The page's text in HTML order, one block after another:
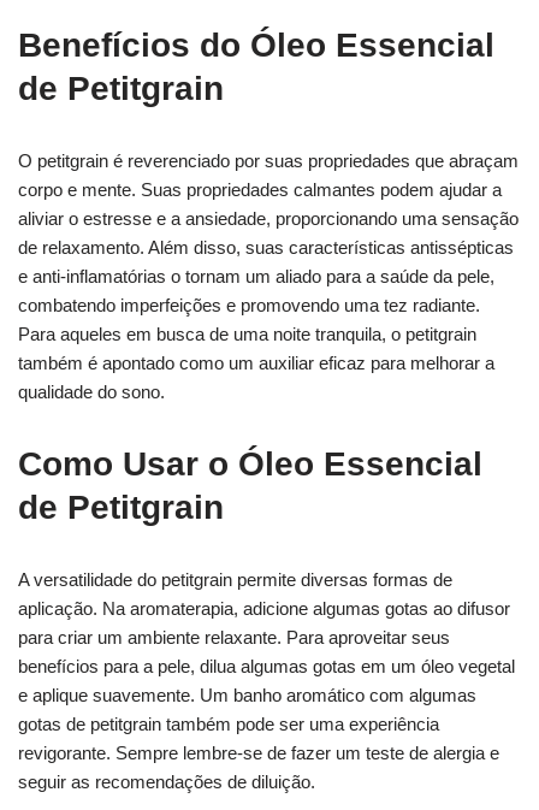
Benefícios do Óleo Essencial
de Petitgrain
O petitgrain é reverenciado por suas propriedades que abraçam
corpo e mente. Suas propriedades calmantes podem ajudar a
aliviar o estresse e a ansiedade, proporcionando uma sensação
de relaxamento. Além disso, suas características antissépticas
e anti-inflamatórias o tornam um aliado para a saúde da pele,
combatendo imperfeições e promovendo uma tez radiante.
Para aqueles em busca de uma noite tranquila, o petitgrain
também é apontado como um auxiliar eficaz para melhorar a
qualidade do sono.
Como Usar o Óleo Essencial
de Petitgrain
A versatilidade do petitgrain permite diversas formas de
aplicação. Na aromaterapia, adicione algumas gotas ao difusor
para criar um ambiente relaxante. Para aproveitar seus
benefícios para a pele, dilua algumas gotas em um óleo vegetal
e aplique suavemente. Um banho aromático com algumas
gotas de petitgrain também pode ser uma experiência
revigorante. Sempre lembre-se de fazer um teste de alergia e
seguir as recomendações de diluição.